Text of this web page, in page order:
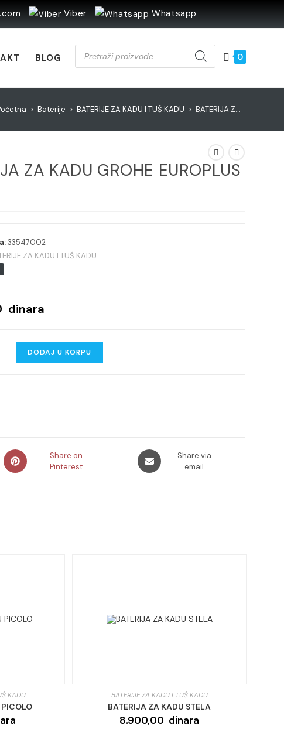
Viber Whatsapp
BLOG
Products
search 0
> Baterije > BATERIJE ZA KADU I TUŠ KADU > BATERIJA ZA KADU GROHE EUROPLUS SET
ZA KADU GROHE EUROPLUS
33547002
ZA KADU I TUŠ KADU
dinara
DODAJ U KORPU
Opens
in
Share on
Pinterest
Opens
in
Share via
email
KADU BATERIJE ZA KADU I TUŠ KADU
BATERIJA ZA KADU STELA
8.900,00 dinara